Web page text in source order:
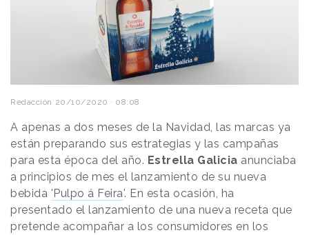
Redacción 20/10/2020 · 08:08
A apenas a dos meses de la Navidad, las marcas ya
están preparando sus estrategias y las campañas
para esta época del año. Estrella Galicia anunciaba
a principios de mes el lanzamiento de su nueva
bebida 'Pulpo á Feira'. En esta ocasión, ha
presentado el lanzamiento de una nueva receta que
pretende acompañar a los consumidores en los